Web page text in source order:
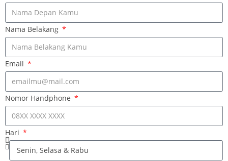
Nama Belakang
Email
Nomor Handphone
Hari